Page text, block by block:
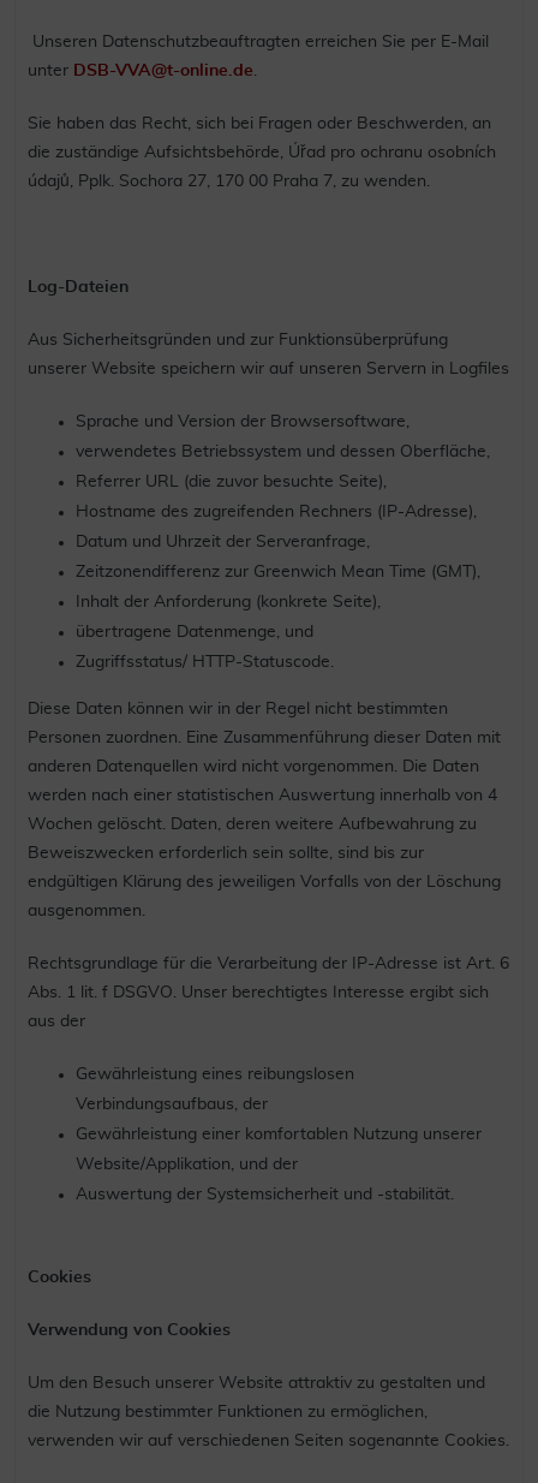
Unseren Datenschutzbeauftragten erreichen Sie per E-Mail
unter DSB-VVA@t-online.de.
Sie haben das Recht, sich bei Fragen oder Beschwerden, an
die zuständige Aufsichtsbehörde, Úřad pro ochranu osobních
údajů, Pplk. Sochora 27, 170 00 Praha 7, zu wenden.
Log-Dateien
Aus Sicherheitsgründen und zur Funktionsüberprüfung
unserer Website speichern wir auf unseren Servern in Logfiles
Sprache und Version der Browsersoftware,
verwendetes Betriebssystem und dessen Oberfläche,
Referrer URL (die zuvor besuchte Seite),
Hostname des zugreifenden Rechners (IP-Adresse),
Datum und Uhrzeit der Serveranfrage,
Zeitzonendifferenz zur Greenwich Mean Time (GMT),
Inhalt der Anforderung (konkrete Seite),
übertragene Datenmenge, und
Zugriffsstatus/ HTTP-Statuscode.
Diese Daten können wir in der Regel nicht bestimmten
Personen zuordnen. Eine Zusammenführung dieser Daten mit
anderen Datenquellen wird nicht vorgenommen. Die Daten
werden nach einer statistischen Auswertung innerhalb von 4
Wochen gelöscht. Daten, deren weitere Aufbewahrung zu
Beweiszwecken erforderlich sein sollte, sind bis zur
endgültigen Klärung des jeweiligen Vorfalls von der Löschung
ausgenommen.
Rechtsgrundlage für die Verarbeitung der IP-Adresse ist Art. 6
Abs. 1 lit. f DSGVO. Unser berechtigtes Interesse ergibt sich
aus der
Gewährleistung eines reibungslosen
Verbindungsaufbaus, der
Gewährleistung einer komfortablen Nutzung unserer
Website/Applikation, und der
Auswertung der Systemsicherheit und -stabilität.
Cookies
Verwendung von Cookies
Um den Besuch unserer Website attraktiv zu gestalten und
die Nutzung bestimmter Funktionen zu ermöglichen,
verwenden wir auf verschiedenen Seiten sogenannte Cookies.